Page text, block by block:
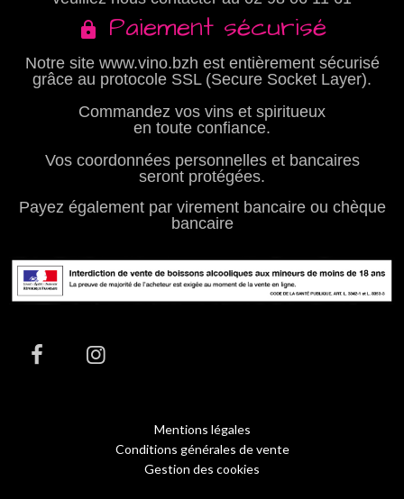
Paiement sécurisé
Notre site www.vino.bzh est entièrement sécurisé
grâce au protocole SSL (Secure Socket Layer).
Commandez vos vins et spiritueux
en toute confiance.
Vos coordonnées personnelles et bancaires
seront protégées.
Payez également par virement bancaire ou chèque
bancaire
Mentions légales
Conditions générales de vente
Gestion des cookies